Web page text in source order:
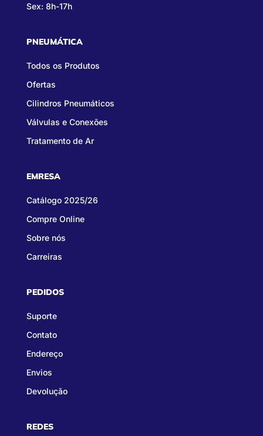
Sex: 8h-17h
PNEUMÁTICA
Todos os Produtos
Ofertas
Cilindros Pneumáticos
Válvulas e Conexões
Tratamento de Ar
EMRESA
Catálogo 2025/26
Compre Online
Sobre nós
Carreiras
PEDIDOS
Suporte
Contato
Endereço
Envios
Devolução
REDES